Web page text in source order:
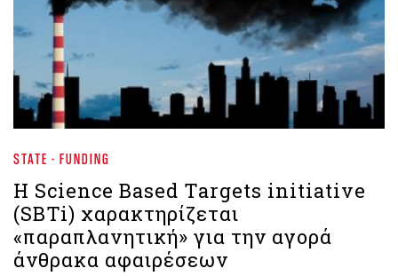
STATE - FUNDING
Η Science Based Targets initiative
(SBTi) χαρακτηρίζεται
«παραπλανητική» για την αγορά
άνθρακα αφαιρέσεων